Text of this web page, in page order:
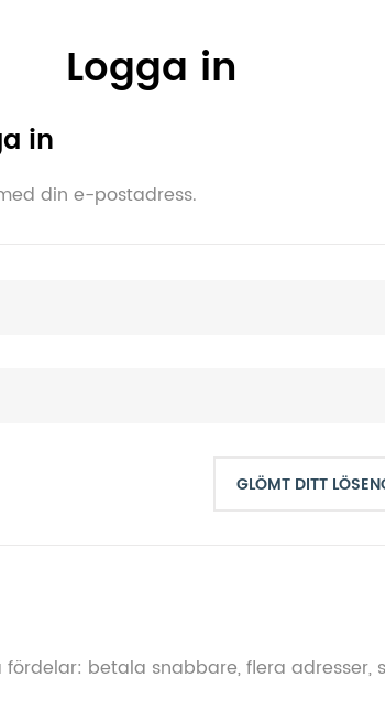
Logga in
in
din e-postadress.
GLÖMT DITT
betala snabbare, flera adresser,